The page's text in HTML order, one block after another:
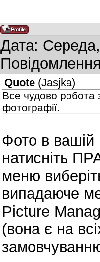
Дата:
Quote (Jasjka)
Все чудово робота
фотографії.
Фото в вашій
натисніть
меню
випадаюче
Picture
(вона є на